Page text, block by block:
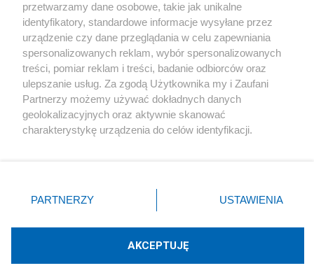
Kultura
X Facebook Instagram Youtube
Technologię dostarcza:W3media.pl
przetwarzamy dane osobowe, takie jak unikalne
identyfikatory, standardowe informacje wysyłane przez
urządzenie czy dane przeglądania w celu zapewniania
spersonalizowanych reklam, wybór spersonalizowanych
treści, pomiar reklam i treści, badanie odbiorców oraz
ulepszanie usług. Za zgodą Użytkownika my i Zaufani
Partnerzy możemy używać dokładnych danych
geolokalizacyjnych oraz aktywnie skanować
charakterystykę urządzenia do celów identyfikacji.
zmienić/wycofać klikając przycisk ustawień prywatności
znajdujący się w lewym dolnym rogu strony
rodzaje przetwarzania danych nie wymagają zgody
użytkownika, ale masz prawo sprzeciwić się takiemu
PARTNERZY USTAWIENIA
AKCEPTUJĘ